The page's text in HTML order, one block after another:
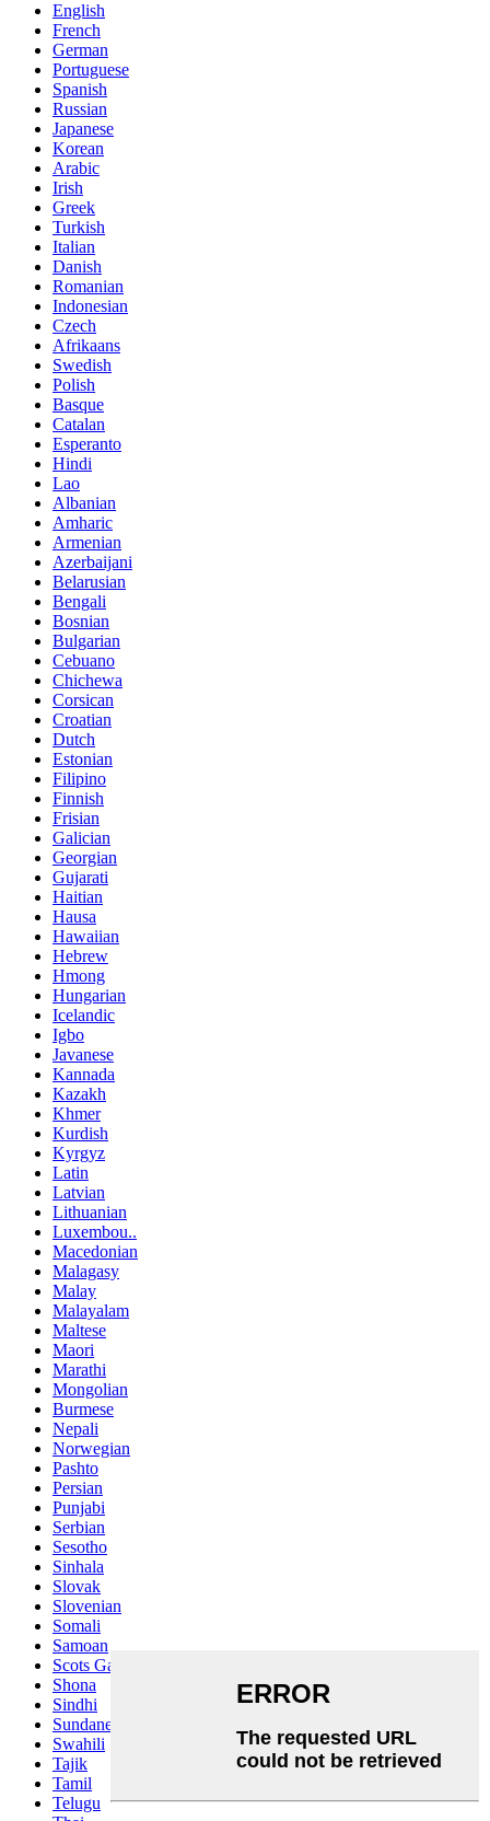
English
French
German
Portuguese
Spanish
Russian
Japanese
Korean
Arabic
Irish
Greek
Turkish
Italian
Danish
Romanian
Indonesian
Czech
Afrikaans
Swedish
Polish
Basque
Catalan
Esperanto
Hindi
Lao
Albanian
Amharic
Armenian
Azerbaijani
Belarusian
Bengali
Bosnian
Bulgarian
Cebuano
Chichewa
Corsican
Croatian
Dutch
Estonian
Filipino
Finnish
Frisian
Galician
Georgian
Gujarati
Haitian
Hausa
Hawaiian
Hebrew
Hmong
Hungarian
Icelandic
Igbo
Javanese
Kannada
Kazakh
Khmer
Kurdish
Kyrgyz
Latin
Latvian
Lithuanian
Luxembou..
Macedonian
Malagasy
Malay
Malayalam
Maltese
Maori
Marathi
Mongolian
Burmese
Nepali
Norwegian
Pashto
Persian
Punjabi
Serbian
Sesotho
Sinhala
Slovak
Slovenian
Somali
Samoan
Scots Gaelic
Shona
Sindhi
Sundanese
Swahili
Tajik
Tamil
Telugu